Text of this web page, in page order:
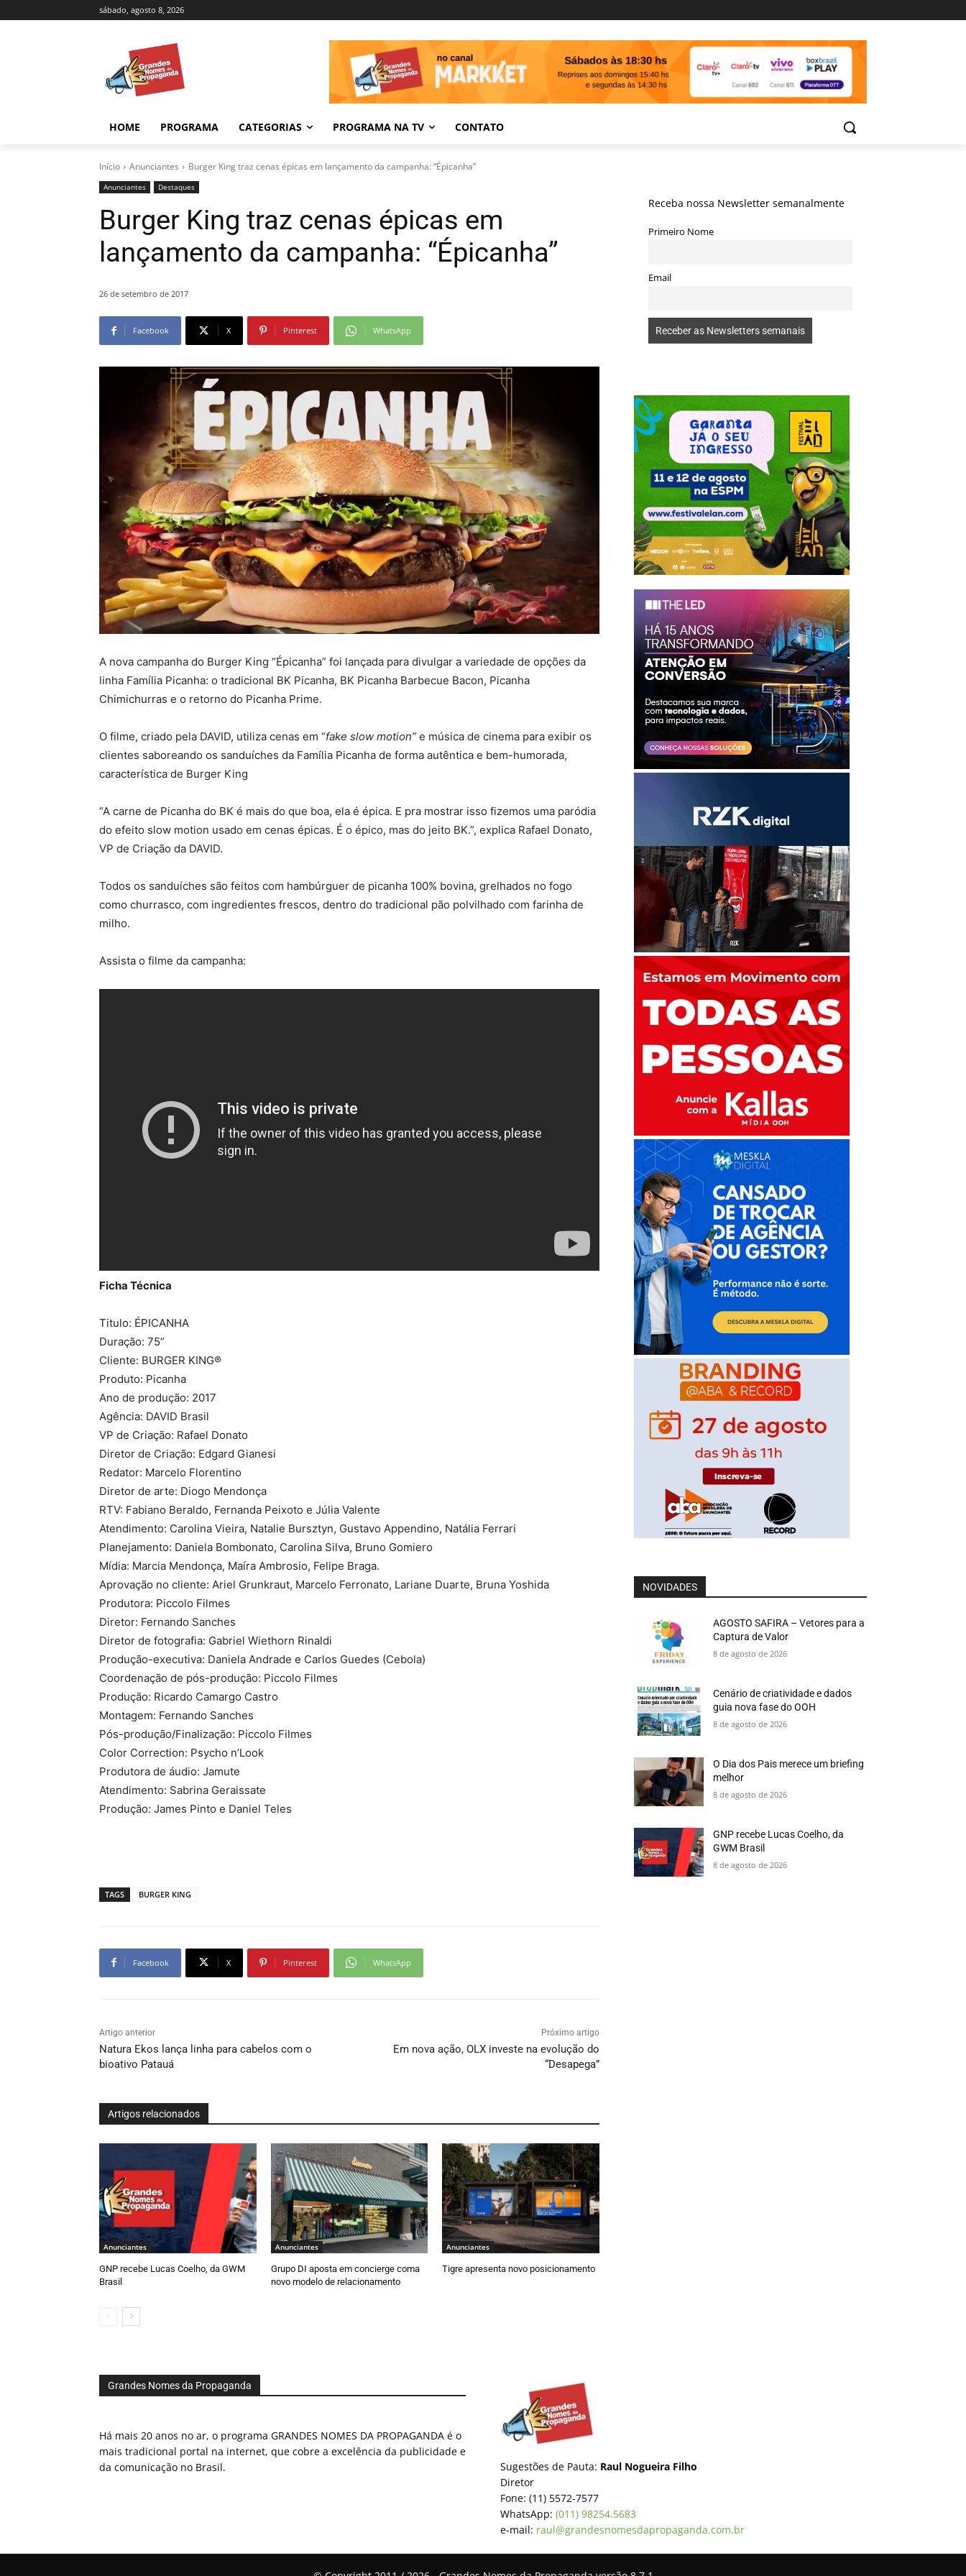
sábado, agosto 8, 2026
HOME PROGRAMA CATEGORIAS PROGRAMA NA TV CONTATO
Início Anunciantes Burger King traz cenas épicas em lançamento da campanha: “Épicanha”
Anunciantes Destaques
Burger King traz cenas épicas em
lançamento da campanha: “Épicanha”
26 de setembro de 2017
Facebook X Pinterest WhatsApp
A nova campanha do Burger King “Épicanha” foi lançada para divulgar a variedade de opções da
linha Família Picanha: o tradicional BK Picanha, BK Picanha Barbecue Bacon, Picanha
Chimichurras e o retorno do Picanha Prime.
O filme, criado pela DAVID, utiliza cenas em “fake slow motion” e música de cinema para exibir os
clientes saboreando os sanduíches da Família Picanha de forma autêntica e bem-humorada,
característica de Burger King
“A carne de Picanha do BK é mais do que boa, ela é épica. E pra mostrar isso fizemos uma paródia
do efeito slow motion usado em cenas épicas. É o épico, mas do jeito BK.”, explica Rafael Donato,
VP de Criação da DAVID.
Todos os sanduíches são feitos com hambúrguer de picanha 100% bovina, grelhados no fogo
como churrasco, com ingredientes frescos, dentro do tradicional pão polvilhado com farinha de
milho.
Assista o filme da campanha:
Ficha Técnica
Titulo: ÉPICANHA
Duração: 75”
Cliente: BURGER KING®
Produto: Picanha
Ano de produção: 2017
Agência: DAVID Brasil
VP de Criação: Rafael Donato
Diretor de Criação: Edgard Gianesi
Redator: Marcelo Florentino
Diretor de arte: Diogo Mendonça
RTV: Fabiano Beraldo, Fernanda Peixoto e Júlia Valente
Atendimento: Carolina Vieira, Natalie Bursztyn, Gustavo Appendino, Natália Ferrari
Planejamento: Daniela Bombonato, Carolina Silva, Bruno Gomiero
Mídia: Marcia Mendonça, Maíra Ambrosio, Felipe Braga.
Aprovação no cliente: Ariel Grunkraut, Marcelo Ferronato, Lariane Duarte, Bruna Yoshida
Produtora: Piccolo Filmes
Diretor: Fernando Sanches
Diretor de fotografia: Gabriel Wiethorn Rinaldi
Produção-executiva: Daniela Andrade e Carlos Guedes (Cebola)
Coordenação de pós-produção: Piccolo Filmes
Produção: Ricardo Camargo Castro
Montagem: Fernando Sanches
Pós-produção/Finalização: Piccolo Filmes
Color Correction: Psycho n’Look
Produtora de áudio: Jamute
Atendimento: Sabrina Geraissate
Produção: James Pinto e Daniel Teles
TAGS BURGER KING
Facebook X Pinterest WhatsApp
Artigo anterior
Natura Ekos lança linha para cabelos com o
bioativo Patauá
Próximo artigo
Em nova ação, OLX investe na evolução do
“Desapega”
Artigos relacionados
Anunciantes
GNP recebe Lucas Coelho, da GWM
Brasil
Anunciantes
Grupo DI aposta em concierge coma
novo modelo de relacionamento
Anunciantes
Tigre apresenta novo posicionamento
Receba nossa Newsletter semanalmente
Primeiro Nome
Email
NOVIDADES
AGOSTO SAFIRA – Vetores para a
Captura de Valor
8 de agosto de 2026
Cenário de criatividade e dados
guia nova fase do OOH
8 de agosto de 2026
O Dia dos Pais merece um briefing
melhor
8 de agosto de 2026
GNP recebe Lucas Coelho, da
GWM Brasil
8 de agosto de 2026
Grandes Nomes da Propaganda
Há mais 20 anos no ar, o programa GRANDES NOMES DA PROPAGANDA é o
mais tradicional portal na internet, que cobre a excelência da publicidade e
da comunicação no Brasil.
Sugestões de Pauta: Raul Nogueira Filho
Diretor
Fone: (11) 5572-7577
WhatsApp: (011) 98254.5683
e-mail: raul@grandesnomesdapropaganda.com.br